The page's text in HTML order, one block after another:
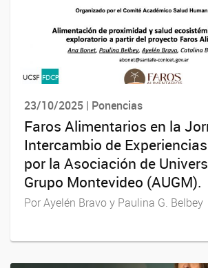
23/10/2025 | Ponencias
Faros Alimentarios en la
Intercambio de
por la Asociación de
Grupo Montevideo (AUGM).
Por Ayelén Bravo y Paulina G. Belbey